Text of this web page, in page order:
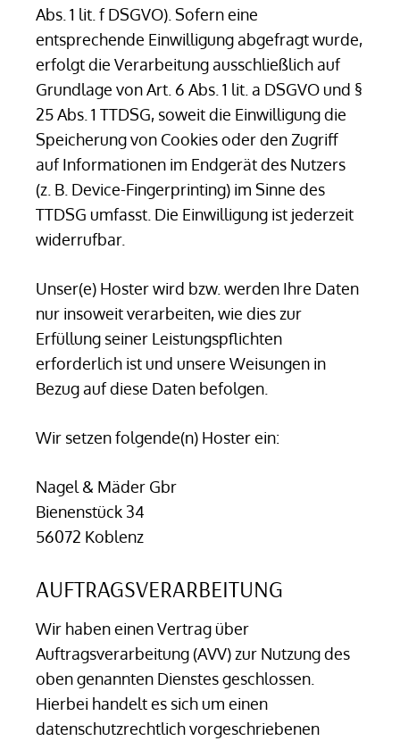
Abs. 1 lit. f DSGVO). Sofern eine
entsprechende Einwilligung abgefragt wurde,
erfolgt die Verarbeitung ausschließlich auf
Grundlage von Art. 6 Abs. 1 lit. a DSGVO und §
25 Abs. 1 TTDSG, soweit die Einwilligung die
Speicherung von Cookies oder den Zugriff
auf Informationen im Endgerät des Nutzers
(z. B. Device-Fingerprinting) im Sinne des
TTDSG umfasst. Die Einwilligung ist jederzeit
widerrufbar.
Unser(e) Hoster wird bzw. werden Ihre Daten
nur insoweit verarbeiten, wie dies zur
Erfüllung seiner Leistungspflichten
erforderlich ist und unsere Weisungen in
Bezug auf diese Daten befolgen.
Wir setzen folgende(n) Hoster ein:
Nagel & Mäder Gbr
Bienenstück 34
56072 Koblenz
AUFTRAGSVERARBEITUNG
Wir haben einen Vertrag über
Auftragsverarbeitung (AVV) zur Nutzung des
oben genannten Dienstes geschlossen.
Hierbei handelt es sich um einen
datenschutzrechtlich vorgeschriebenen